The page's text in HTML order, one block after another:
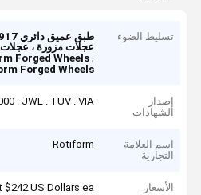
تسليط الضوء
عجلات مزورة ، عجلات بورش 911
,
Forged Wheels
Forged Wheels
إصدار
الشهادات
. JWL . TUV . VIA
اسم العلامة
التجارية
Rotiform
الأسعار US Dollars ea